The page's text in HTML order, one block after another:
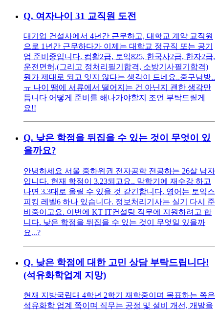
Q. 여자나이 31 교직원 도전
대기업 건설사에서 4년간 근무하고, 대학교 계약 교직원
으로 1년간 근무하다가 이제는 대학교 정규직 또는 공기
업 준비중입니다. 컴활2급, 토익825, 한국사2급, 한자2급,
운전면허,(그리고 정처리필기합격, 소방기사필기합격)
뭔가 제대로 되고 잇지 않다는 생각이 드네요..중구남방..
ㅠ 나이 땜에 서류에서 떨어지는 건 아닌지 괜한 생각만
듭니다 어떻게 준비를 해나가야할지 조언 부탁드릴게
요!!
Q. 낮은 학점을 뒤집을 수 있는 것이 무엇이 있
을까요?
안녕하세요 서울 중하위권 전자공학 전공하는 26살 남자
입니다. 현재 학점이 3.23되고요.. 막학기에 재수강 하고
나면 3.3대로 올릴 수 있을 것 같긴합니다. 영어는 토익스
피킹 레벨6 하나 있습니다. 정보처리기사는 실기 다시 준
비중이고요. 이번에 KT IT컨설팅 직무에 지원하려고 합
니다. 낮은 학점을 뒤집을 수 있는 것이 무엇일 있을까
요...?
Q. 낮은 학점에 대한 고민 상담 부탁드립니다!
(석유화학업계 지망)
현재 지방국립대 4학년 2학기 재학중이며 목표하는 쪽은
석유화학 업계 쪽이며 직무는 공정 및 설비 개선, 개발을